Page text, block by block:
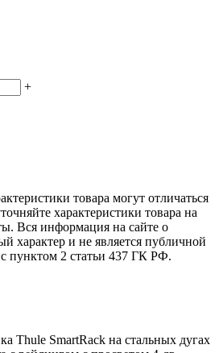
+
товара могут отличаться
характеристики товара на
Вся информация на сайте о
характер и не является публичной
пунктом 2 статьи 437 ГК РФ.
Thule SmartRack на стальных дугах